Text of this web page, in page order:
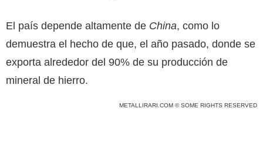
El país depende altamente de China, como lo
demuestra el hecho de que, el año pasado, donde se
exporta alrededor del 90% de su producción de
mineral de hierro.
METALLIRARI.COM © SOME RIGHTS RESERVED